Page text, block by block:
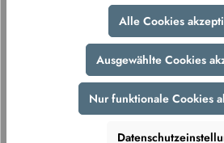
Ihnen ein sorgenfreies
Alle Cookies
Ausgewählte Cookies
Nur funktionale Cookies